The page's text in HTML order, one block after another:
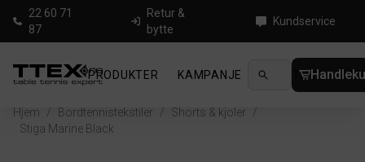
22 60 71
87
Retur &
bytte
Kundservice
PRODUKTER KAMPANJE NYHETER
Hjem / Bordtennistekstiler / Shorts & kjoler
/
Stiga Marine Black